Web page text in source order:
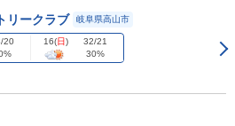
リークラブ
岐阜県高山市
20
16(日)
32/21
30%